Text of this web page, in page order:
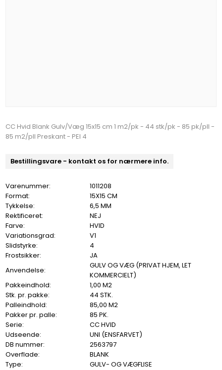
CC Hvid Blank Gulv/Væg 15x15 cm 1 m2/pk - 44 stk/pk - 85 pk/pll -
85 m2/pll Preskant - PEI 4
Bestillingsvare - kontakt os for nærmere info.
Varenummer:
1011208
Format:
15X15 CM
Tykkelse:
6,5 MM
Rektificeret:
NEJ
Farve:
HVID
Variationsgrad:
V1
Slidstyrke:
4
Frostsikker:
JA
Anvendelse:
GULV OG VÆG (PRIVAT HJEM, LET
KOMMERCIELT)
Pakkeindhold:
1,00 M2
Stk. pr. pakke:
44 STK.
Palleindhold:
85,00 M2
Pakker pr. palle:
85 PK.
Serie:
CC HVID
Udseende:
UNI (ENSFARVET)
DB nummer:
2563797
Overflade:
BLANK
Type:
GULV- OG VÆGFLISE